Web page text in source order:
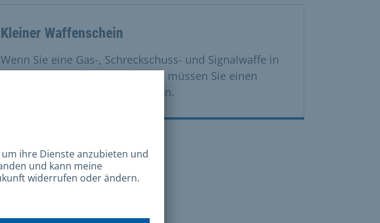
Kleiner Waffenschein
Wenn Sie eine Gas-, Schreckschuss- und Signalwaffe in
der Öffentlichkeit führen wollen, müssen Sie einen
Kleinen Waffenschein beantragen.